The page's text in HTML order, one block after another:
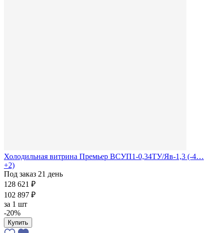
Холодильная витрина Премьер ВСУП1-0,34ТУ/Яв-1,3 (-4…
+2)
Под заказ 21 день
128 621 ₽
102 897 ₽
за 1 шт
-20%
Купить